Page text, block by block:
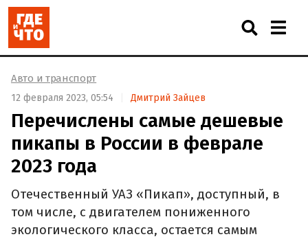
Авто и транспорт
12 февраля 2023, 05:54 Дмитрий Зайцев
Перечислены самые дешевые
пикапы в России в феврале
2023 года
Отечественный УАЗ «Пикап», доступный, в
том числе, с двигателем пониженного
экологического класса, остается самым